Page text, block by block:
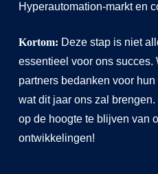
Hyperautomation-markt en
Kortom: Deze stap is niet
essentieel voor ons
partners bedanken voor
wat dit jaar ons zal brengen.
op de hoogte te blijven van
ontwikkelingen!